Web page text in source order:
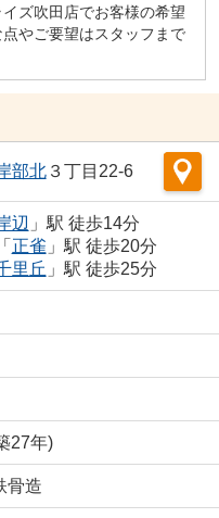
ズ吹田店でお客様の希望
やご要望はスタッフまで
部北３丁目22-6
辺 」駅 徒歩14分
「 正雀 」駅 徒歩20分
里丘 」駅 徒歩25分
27年)
骨造